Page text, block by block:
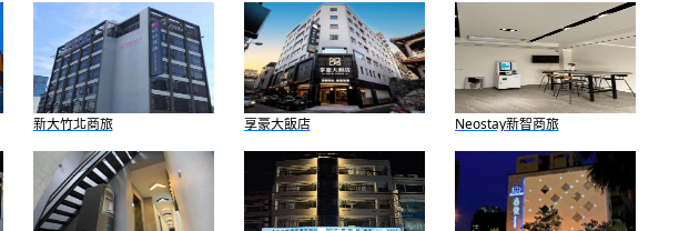
新大竹北商旅 享豪大飯店 Neostay新智商旅